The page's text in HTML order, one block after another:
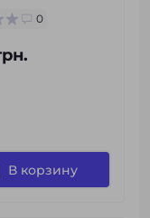
0
В корзину